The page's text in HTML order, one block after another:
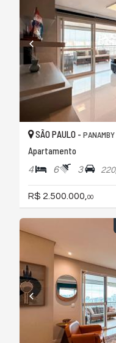
SÃO PAULO - PANAMBY
Apartamento
4 6 3
R$ 2.500.000, 00